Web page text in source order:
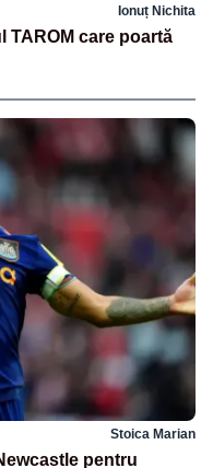
Ionuț Nichita
TAROM care poartă
Stoica Marian
pentru